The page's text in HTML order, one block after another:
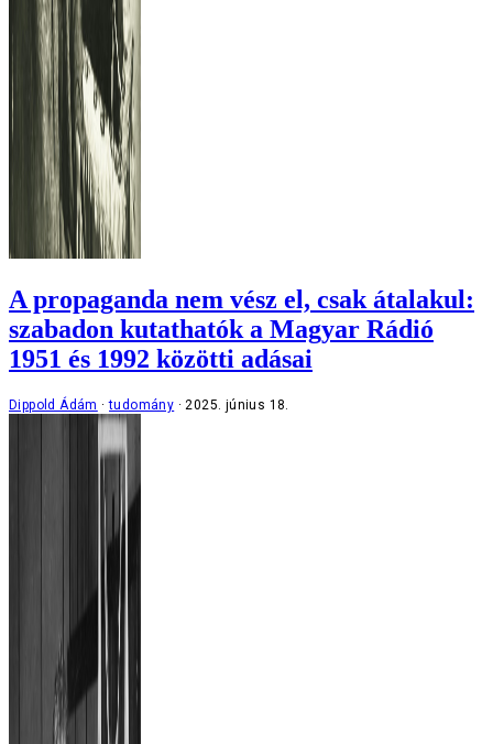
A propaganda nem vész el, csak átalakul:
szabadon kutathatók a Magyar Rádió
1951 és 1992 közötti adásai
Dippold Ádám tudomány 2025. június 18.